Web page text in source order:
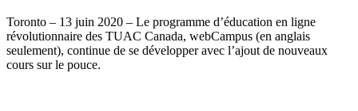
Toronto – 13 juin 2020 – Le programme d’éducation en ligne
révolutionnaire des TUAC Canada, webCampus (en anglais
seulement), continue de se développer avec l’ajout de nouveaux
cours sur le pouce.